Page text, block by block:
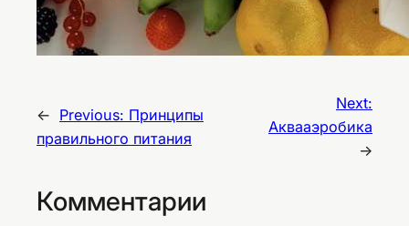
← Previous: Принципы
правильного питания
Next:
Аквааэробика
→
Комментарии